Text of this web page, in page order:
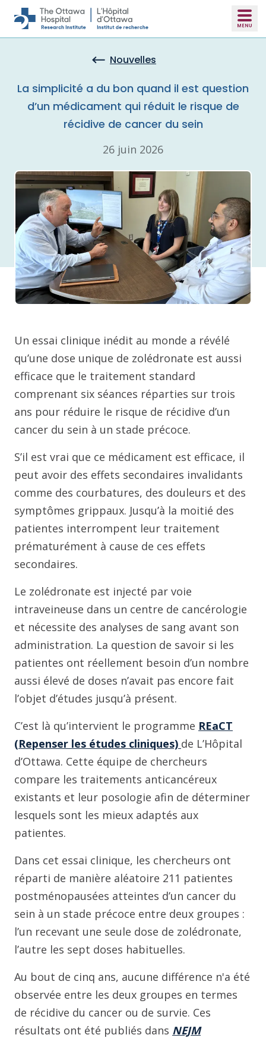
Skip to main content
Nouvelles
La simplicité a du bon quand il est question
d’un médicament qui réduit le risque de
récidive de cancer du sein
26 juin 2026
Un essai clinique inédit au monde a révélé
qu’une dose unique de zolédronate est aussi
efficace que le traitement standard
comprenant six séances réparties sur trois
ans pour réduire le risque de récidive d’un
cancer du sein à un stade précoce.
S’il est vrai que ce médicament est efficace, il
peut avoir des effets secondaires invalidants
comme des courbatures, des douleurs et des
symptômes grippaux. Jusqu’à la moitié des
patientes interrompent leur traitement
prématurément à cause de ces effets
secondaires.
Le zolédronate est injecté par voie
intraveineuse dans un centre de cancérologie
et nécessite des analyses de sang avant son
administration. La question de savoir si les
patientes ont réellement besoin d’un nombre
aussi élevé de doses n’avait pas encore fait
l’objet d’études jusqu’à présent.
C’est là qu’intervient le programme REaCT
(Repenser les études cliniques) de L’Hôpital
d’Ottawa. Cette équipe de chercheurs
compare les traitements anticancéreux
existants et leur posologie afin de déterminer
lesquels sont les mieux adaptés aux
patientes.
Dans cet essai clinique, les chercheurs ont
réparti de manière aléatoire 211 patientes
postménopausées atteintes d’un cancer du
sein à un stade précoce entre deux groupes :
l’un recevant une seule dose de zolédronate,
l’autre les sept doses habituelles.
Au bout de cinq ans, aucune différence n'a été
observée entre les deux groupes en termes
de récidive du cancer ou de survie. Ces
résultats ont été publiés dans NEJM